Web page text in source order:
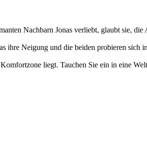
Nachbarn Jonas verliebt, glaubt sie, die
ihre Neigung und die beiden probieren sich
liegt. Tauchen Sie ein in eine